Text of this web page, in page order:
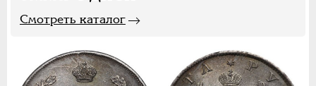
Смотреть каталог